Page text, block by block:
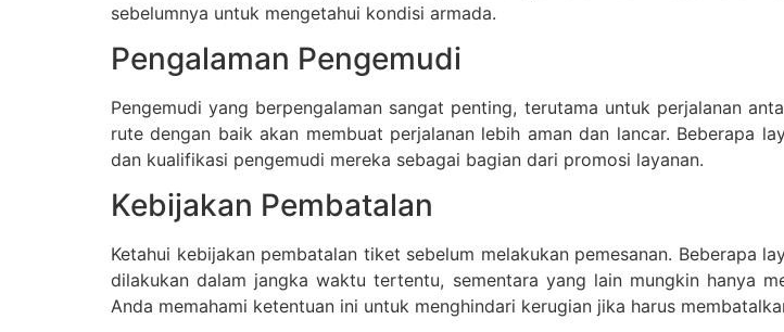
sebelumnya untuk mengetahui kondisi armada.
Pengalaman Pengemudi
Pengemudi yang berpengalaman sangat penting, terutama untuk perjalanan
rute dengan baik akan membuat perjalanan lebih aman dan lancar. Beberapa
dan kualifikasi pengemudi mereka sebagai bagian dari promosi layanan.
Kebijakan Pembatalan
Ketahui kebijakan pembatalan tiket sebelum melakukan pemesanan. Beberapa
dilakukan dalam jangka waktu tertentu, sementara yang lain mungkin hanya
Anda memahami ketentuan ini untuk menghindari kerugian jika harus